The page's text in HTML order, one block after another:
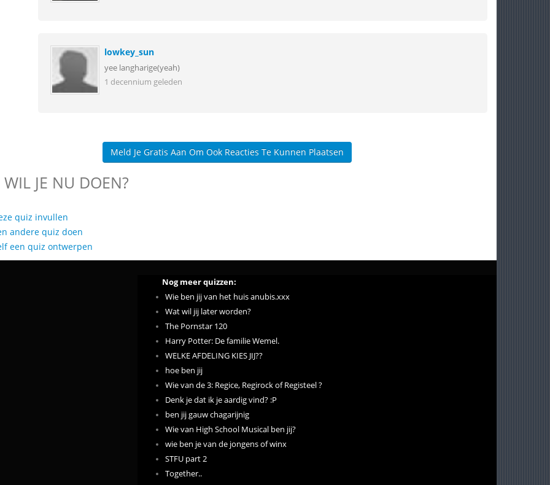
lowkey_sun
yee langharige(yeah)
1 decennium geleden
Meld Je Gratis Aan Om Ook Reacties Te Kunnen Plaatsen
JE NU DOEN?
quiz invullen
andere quiz doen
een quiz ontwerpen
Nog meer quizzen:
Wie ben jij van het huis anubis.xxx
Wat wil jij later worden?
The Pornstar 120
Harry Potter: De familie Wemel.
WELKE AFDELING KIES JIJ??
hoe ben jij
Wie van de 3: Regice, Regirock of Registeel ?
Denk je dat ik je aardig vind? :P
ben jij gauw chagarijnig
Wie van High School Musical ben jij?
wie ben je van de jongens of winx
STFU part 2
Together..